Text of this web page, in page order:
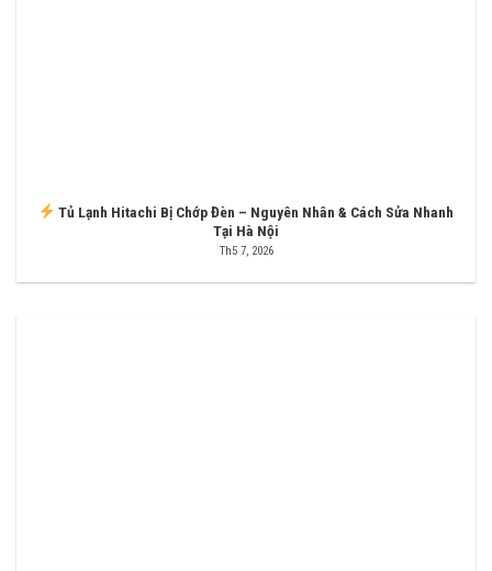
Tủ Lạnh Hitachi Bị Chớp Đèn – Nguyên Nhân & Cách Sửa Nhanh
Tại Hà Nội
Th5 7, 2026